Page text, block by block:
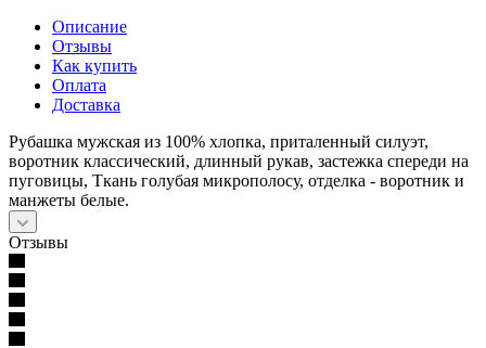
Описание
Отзывы
Как купить
Оплата
Доставка
Рубашка мужская из 100% хлопка, приталенный силуэт,
воротник классический, длинный рукав, застежка спереди на
пуговицы, Ткань голубая микрополосу, отделка - воротник и
манжеты белые.
Отзывы